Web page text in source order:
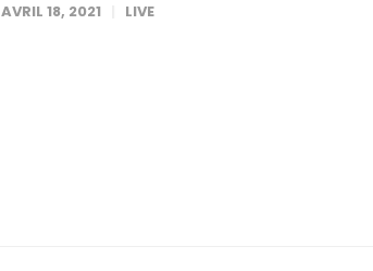
AVRIL 18, 2021 LIVE